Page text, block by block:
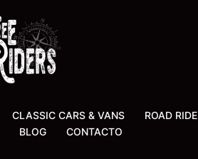
CLASSIC CARS & VANS ROAD RIDE
BLOG CONTACTO